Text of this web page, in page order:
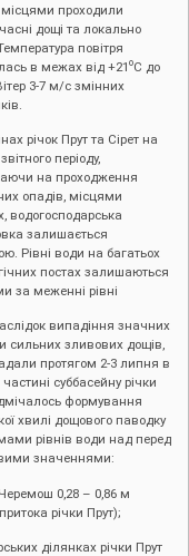
місцями проходили
дощі та локально
повітря
в межах від +21 оС до
3-7 м/с змінних
річок Прут та Сірет на
періоду,
на проходження
опадів, місцями
водогосподарська
залишається
Рівні води на багатьох
постах залишаються
за меженні рівні
випадіння значних
сильних зливових дощів,
протягом 2-3 липня в
частині суббасейну річки
формування
хвилі дощового паводку
рівнів води над перед
значеннями:
0,28 – 0,86 м
річки Прут);
ділянках річки Прут